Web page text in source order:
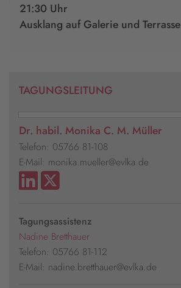
21:30 Uhr
Ausklang auf Galerie und Terrasse
TAGUNGSLEITUNG
Dr. habil. Monika C. M. Müller
Telefon: 05766 81-108
E-Mail: monika.mueller@evlka.de
Tagungsassistenz
Nadine Bretthauer
Telefon: 05766 81-112
E-Mail: nadine.bretthauer@evlka.de